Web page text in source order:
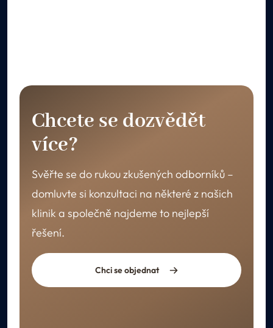
Chcete se dozvědět
více?
Svěřte se do rukou zkušených odborníků –
domluvte si konzultaci na některé z našich
klinik a společně najdeme to nejlepší
řešení.
Chci se objednat